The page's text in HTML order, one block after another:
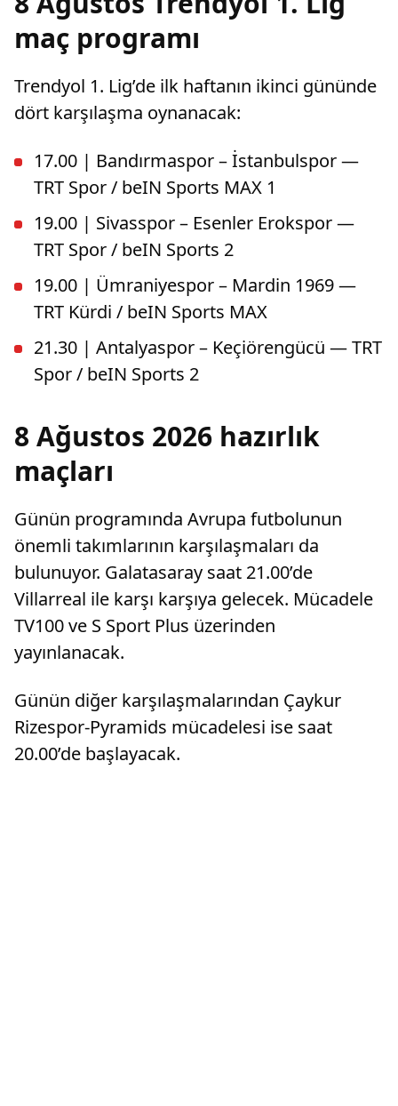
maç programı
Trendyol 1. Lig’de ilk haftanın ikinci gününde
dört karşılaşma oynanacak:
17.00 | Bandırmaspor – İstanbulspor —
TRT Spor / beIN Sports MAX 1
19.00 | Sivasspor – Esenler Erokspor —
TRT Spor / beIN Sports 2
19.00 | Ümraniyespor – Mardin 1969 —
TRT Kürdi / beIN Sports MAX
21.30 | Antalyaspor – Keçiörengücü — TRT
Spor / beIN Sports 2
8 Ağustos 2026 hazırlık
maçları
Günün programında Avrupa futbolunun
önemli takımlarının karşılaşmaları da
bulunuyor. Galatasaray saat 21.00’de
Villarreal ile karşı karşıya gelecek. Mücadele
TV100 ve S Sport Plus üzerinden
yayınlanacak.
Günün diğer karşılaşmalarından Çaykur
Rizespor-Pyramids mücadelesi ise saat
20.00’de başlayacak.